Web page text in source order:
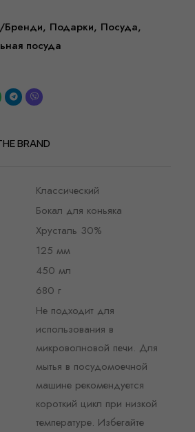
Бренди, Подарки, Посуда,
посуда
BRAND
Классический
Бокал для коньяка
Хрусталь 30%
125 мм
450 мл
680 г
Не подходит для
использования в
микроволновой печи. Для
мытья в посудомоечной
машине рекомендуется
короткий цикл при низкой
температуре. Избегайте